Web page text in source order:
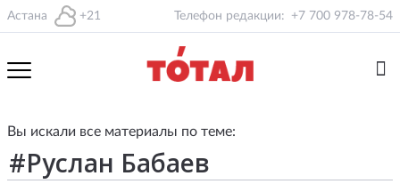
Астана +21 Телефон редакции: +7 700 978-78-54
Вы искали все материалы по теме: